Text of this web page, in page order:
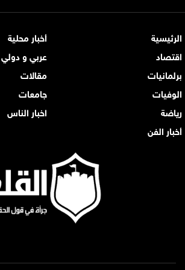
الرئيسية
أخبار محلية
اقتصاد
عربي و دولي
برلمانيات
مقالات
الوفيات
جامعات
رياضة
اخبار الناس
أخبار الفن